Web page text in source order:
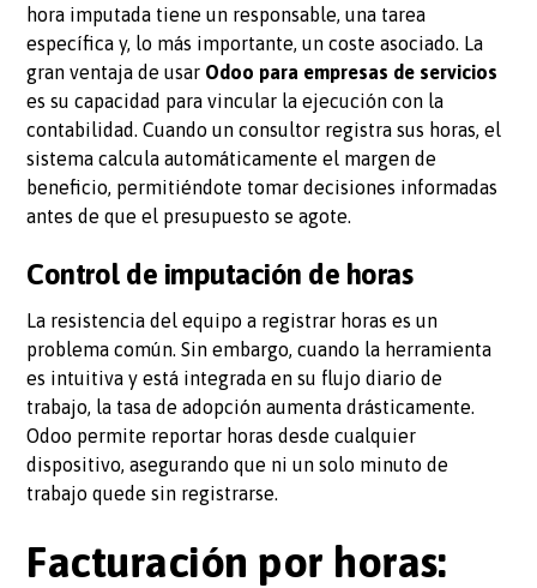
hora imputada tiene un responsable, una tarea
específica y, lo más importante, un coste asociado. La
gran ventaja de usar Odoo para empresas de servicios
es su capacidad para vincular la ejecución con la
contabilidad. Cuando un consultor registra sus horas, el
sistema calcula automáticamente el margen de
beneficio, permitiéndote tomar decisiones informadas
antes de que el presupuesto se agote.
Control de imputación de horas
La resistencia del equipo a registrar horas es un
problema común. Sin embargo, cuando la herramienta
es intuitiva y está integrada en su flujo diario de
trabajo, la tasa de adopción aumenta drásticamente.
Odoo permite reportar horas desde cualquier
dispositivo, asegurando que ni un solo minuto de
trabajo quede sin registrarse.
Facturación por horas: